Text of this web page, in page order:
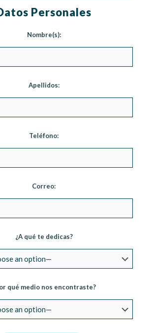
Personales
Nombre(s):
Apellidos:
Teléfono:
Correo:
¿A qué te dedicas?
qué medio nos encontraste?